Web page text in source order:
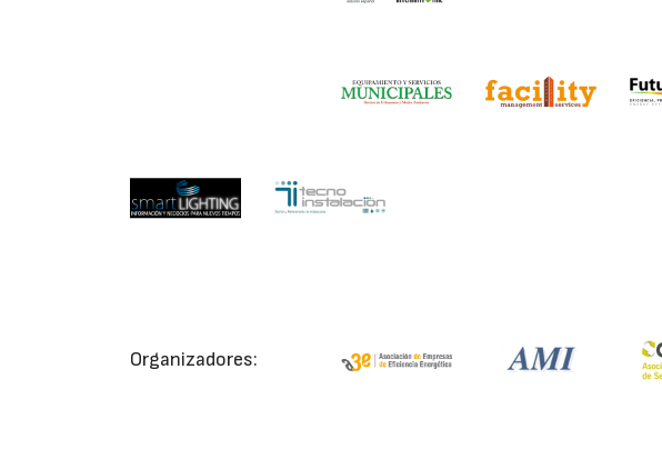
Organizadores: